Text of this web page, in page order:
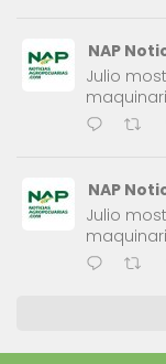
NAP
Julio
NAP
Julio